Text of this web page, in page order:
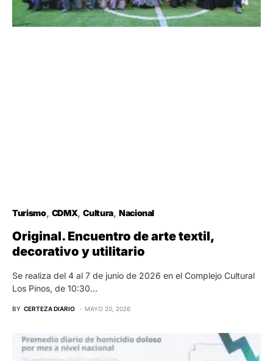
Turismo CDMX Cultura Nacional
Original. Encuentro de arte textil,
decorativo y utilitario
Se realiza del 4 al 7 de junio de 2026 en el Complejo Cultural
Los Pinos, de 10:30…
BY CERTEZA DIARIO MAYO 20, 2026